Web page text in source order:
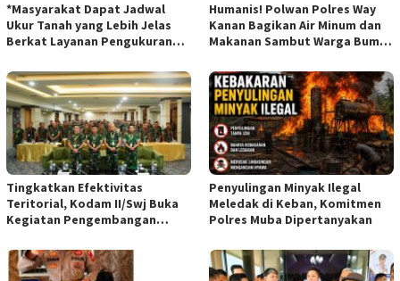
*Masyarakat Dapat Jadwal
Ukur Tanah yang Lebih Jelas
Berkat Layanan Pengukuran
Humanis! Polwan Polres Way
Kanan Bagikan Air Minum dan
Makanan Sambut Warga Bumi
Tingkatkan Efektivitas
Teritorial, Kodam II/Swj Buka
Kegiatan Pengembangan
Apkowil TA 2026*
Penyulingan Minyak Ilegal
Meledak di Keban, Komitmen
Polres Muba Dipertanyakan